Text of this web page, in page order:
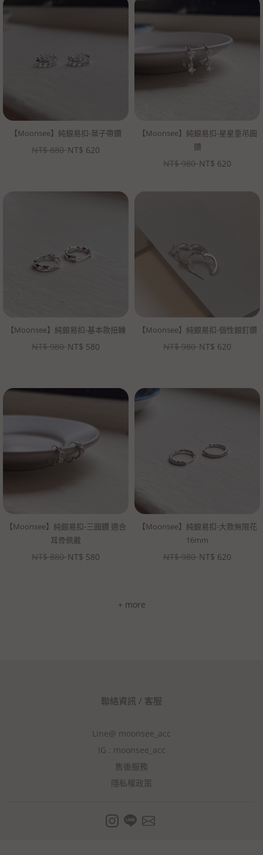
【Moonsee】純銀易扣-葉子帶鑽
NT$ 880 NT$ 620
【Moonsee】純銀易扣-星星垂吊圓
鑽
NT$ 980 NT$ 620
【Moonsee】純銀易扣-基本款扭轉
NT$ 980 NT$ 580
【Moonsee】純銀易扣-個性銀釘鑽
NT$ 980 NT$ 620
【Moonsee】純銀易扣-三圓鑽 適合
耳骨佩戴
NT$ 880 NT$ 580
【Moonsee】純銀易扣-大款無限花
16mm
NT$ 980 NT$ 620
+ more
聯絡資訊 / 客服
Line@ moonsee_acc
IG : moonsee_acc
售後服務
隱私權政策